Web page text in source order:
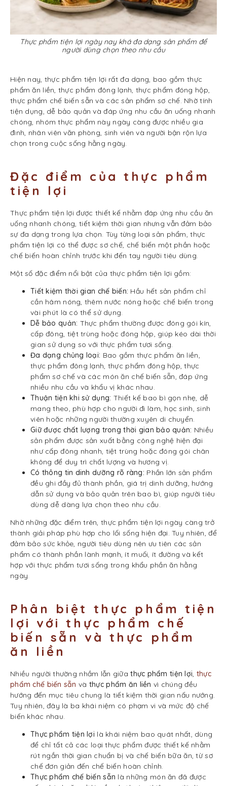
Thực phẩm tiện lợi ngày nay khá đa dạng sản phẩm để
người dùng chọn theo nhu cầu
Hiện nay, thực phẩm tiện lợi rất đa dạng, bao gồm thực
phẩm ăn liền, thực phẩm đông lạnh, thực phẩm đóng hộp,
thực phẩm chế biến sẵn và các sản phẩm sơ chế. Nhờ tính
tiện dụng, dễ bảo quản và đáp ứng nhu cầu ăn uống nhanh
chóng, nhóm thực phẩm này ngày càng được nhiều gia
đình, nhân viên văn phòng, sinh viên và người bận rộn lựa
chọn trong cuộc sống hằng ngày.
Đặc điểm của thực phẩm
tiện lợi
Thực phẩm tiện lợi được thiết kế nhằm đáp ứng nhu cầu ăn
uống nhanh chóng, tiết kiệm thời gian nhưng vẫn đảm bảo
sự đa dạng trong lựa chọn. Tùy từng loại sản phẩm, thực
phẩm tiện lợi có thể được sơ chế, chế biến một phần hoặc
chế biến hoàn chỉnh trước khi đến tay người tiêu dùng.
Một số đặc điểm nổi bật của thực phẩm tiện lợi gồm:
Tiết kiệm thời gian chế biến: Hầu hết sản phẩm chỉ
cần hâm nóng, thêm nước nóng hoặc chế biến trong
vài phút là có thể sử dụng.
Dễ bảo quản: Thực phẩm thường được đóng gói kín,
cấp đông, tiệt trùng hoặc đóng hộp, giúp kéo dài thời
gian sử dụng so với thực phẩm tươi sống.
Đa dạng chủng loại: Bao gồm thực phẩm ăn liền,
thực phẩm đông lạnh, thực phẩm đóng hộp, thực
phẩm sơ chế và các món ăn chế biến sẵn, đáp ứng
nhiều nhu cầu và khẩu vị khác nhau.
Thuận tiện khi sử dụng: Thiết kế bao bì gọn nhẹ, dễ
mang theo, phù hợp cho người đi làm, học sinh, sinh
viên hoặc những người thường xuyên di chuyển.
Giữ được chất lượng trong thời gian bảo quản: Nhiều
sản phẩm được sản xuất bằng công nghệ hiện đại
như cấp đông nhanh, tiệt trùng hoặc đóng gói chân
không để duy trì chất lượng và hương vị.
Có thông tin dinh dưỡng rõ ràng: Phần lớn sản phẩm
đều ghi đầy đủ thành phần, giá trị dinh dưỡng, hướng
dẫn sử dụng và bảo quản trên bao bì, giúp người tiêu
dùng dễ dàng lựa chọn theo nhu cầu.
Nhờ những đặc điểm trên, thực phẩm tiện lợi ngày càng trở
thành giải pháp phù hợp cho lối sống hiện đại. Tuy nhiên, để
đảm bảo sức khỏe, người tiêu dùng nên ưu tiên các sản
phẩm có thành phần lành mạnh, ít muối, ít đường và kết
hợp với thực phẩm tươi sống trong khẩu phần ăn hằng
ngày.
Phân biệt thực phẩm tiện
lợi với thực phẩm chế
biến sẵn và thực phẩm
ăn liền
Nhiều người thường nhầm lẫn giữathực phẩm tiện lợi, thực
phẩm chế biến sẵn và thực phẩm ăn liền vì chúng đều
hướng đến mục tiêu chung là tiết kiệm thời gian nấu nướng.
Tuy nhiên, đây là ba khái niệm có phạm vi và mức độ chế
biến khác nhau.
Thực phẩm tiện lợi là khái niệm bao quát nhất, dùng
để chỉ tất cả các loại thực phẩm được thiết kế nhằm
rút ngắn thời gian chuẩn bị và chế biến bữa ăn, từ sơ
chế đơn giản đến chế biến hoàn chỉnh.
Thực phẩm chế biến sẵn là những món ăn đã được